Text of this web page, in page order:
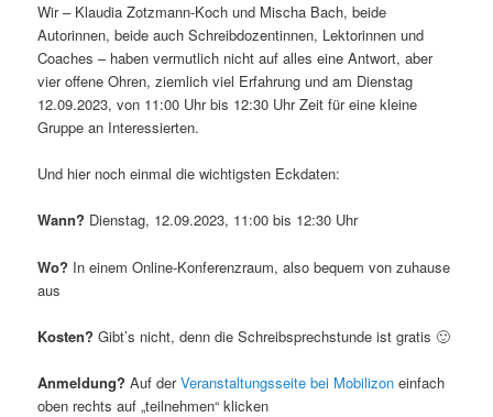
Wir – Klaudia Zotzmann-Koch und Mischa Bach, beide
Autorinnen, beide auch Schreibdozentinnen, Lektorinnen und
Coaches – haben vermutlich nicht auf alles eine Antwort, aber
vier offene Ohren, ziemlich viel Erfahrung und am Dienstag
12.09.2023, von 11:00 Uhr bis 12:30 Uhr Zeit für eine kleine
Gruppe an Interessierten.
Und hier noch einmal die wichtigsten Eckdaten:
Wann? Dienstag, 12.09.2023, 11:00 bis 12:30 Uhr
Wo? In einem Online-Konferenzraum, also bequem von zuhause
aus
Kosten? Gibt’s nicht, denn die Schreibsprechstunde ist gratis 🙂
Anmeldung? Auf derVeranstaltungsseite bei Mobilizon einfach
oben rechts auf „teilnehmen“ klicken